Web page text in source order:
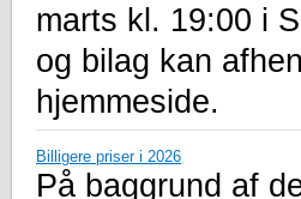
marts kl. 19:00 i
og bilag kan
hjemmeside.
Billigere priser i 2026
På baggrund af